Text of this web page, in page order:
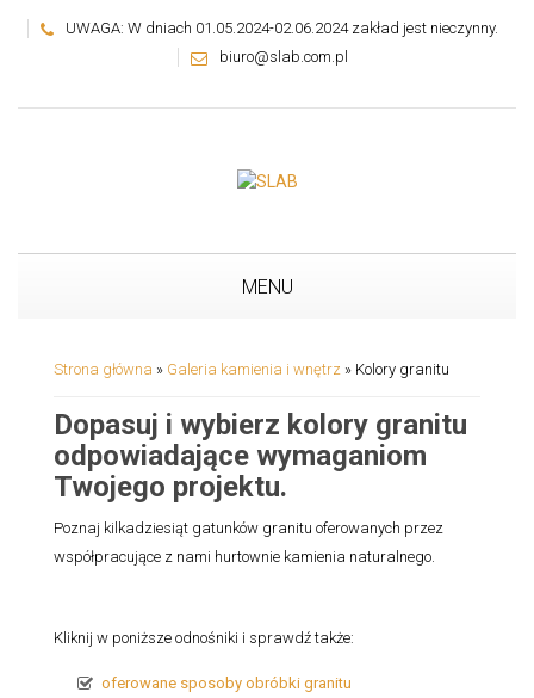
UWAGA: W dniach 01.05.2024-02.06.2024 zakład jest nieczynny.
biuro@slab.com.pl
MENU
Strona główna » Galeria kamienia i wnętrz » Kolory granitu
Dopasuj i wybierz kolory granitu
odpowiadające wymaganiom
Twojego projektu.
Poznaj kilkadziesiąt gatunków granitu oferowanych przez
współpracujące z nami hurtownie kamienia naturalnego.
Kliknij w poniższe odnośniki i sprawdź także:
oferowane sposoby obróbki granitu